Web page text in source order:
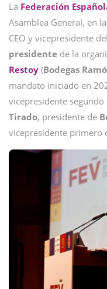
La Federación
Asamblea General, en
CEO y vicepresidente del
presidente de la
Restoy (Bodegas
mandato iniciado en
vicepresidente segundo
Tirado, presidente de
vicepresidente primero